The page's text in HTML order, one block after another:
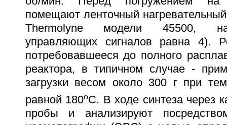
помещают ленточный
Thermolyne модели 45500,
управляющих сигналов равна 4).
потребовавшееся до полного
реактора, в типичном случае -
загрузки весом около 300 г при
равной 180oС. В ходе синтеза через
пробы и анализируют